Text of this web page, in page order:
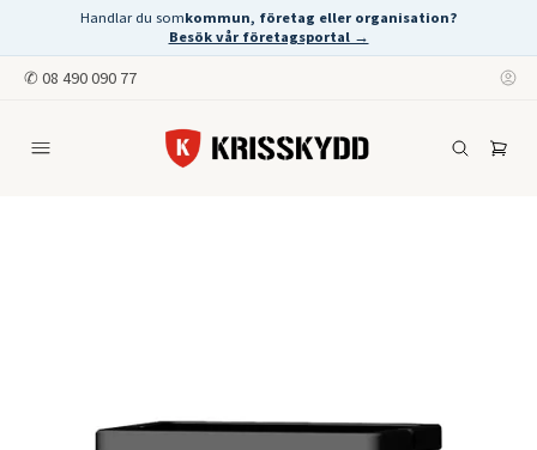
Handlar du somkommun, företag eller organisation?
Besök vår företagsportal →
✆ 08 490 090 77